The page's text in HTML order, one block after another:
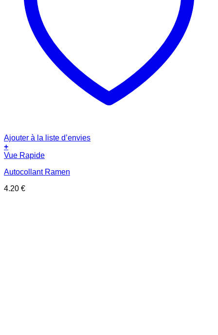
Ajouter à la liste d’envies
+
Vue Rapide
Autocollant Ramen
4.20 €